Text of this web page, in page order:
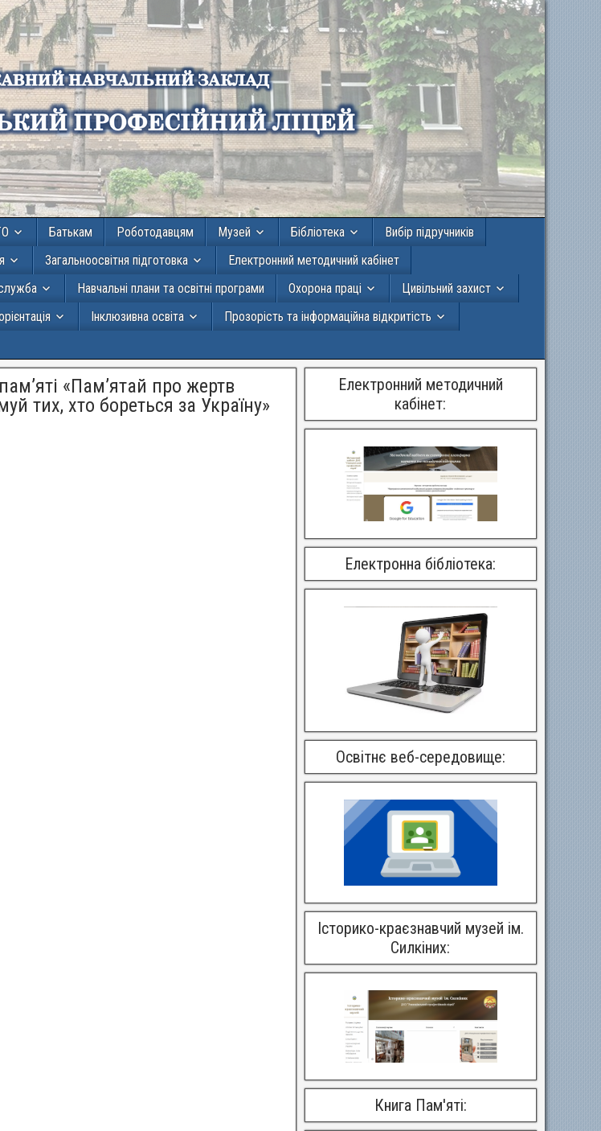
Батькам Роботодавцям Музей Бібліотека
Вибір підручників
Загальноосвітня підготовка
Електронний методичний кабінет
Навчальні плани та освітні програми Охорона праці
Цивільний захист
Інклюзивна освіта
Прозорість та інформаційна відкритість
«Пам’ятай про жертв
тих, хто бореться за Україну»
Електронний методичний
кабінет:
Електронна бібліотека:
Освітнє веб-середовище:
Історико-краєзнавчий музей ім.
Силкіних:
Книга Пам'яті: